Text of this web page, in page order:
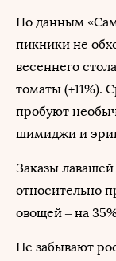
По данным
пикники не
весеннего
томаты (+11%).
пробуют
шимиджи и
Заказы
относительно
овощей – на
Не забывают